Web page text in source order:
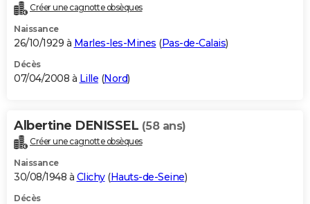
Créer une cagnotte obsèques
Naissance
26/10/1929 à Marles-les-Mines (Pas-de-Calais)
Décès
07/04/2008 à Lille (Nord)
Albertine DENISSEL (58 ans)
Créer une cagnotte obsèques
Naissance
30/08/1948 à Clichy(Hauts-de-Seine)
Décès